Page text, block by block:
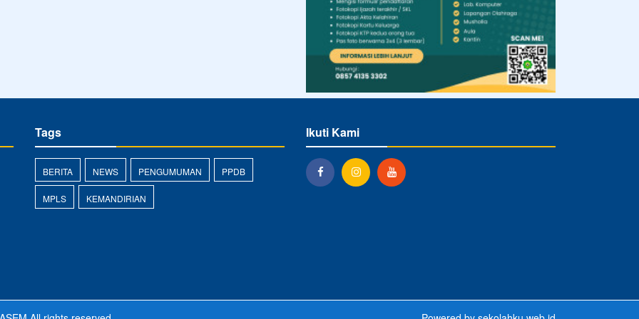
Tags
BERITA NEWS PENGUMUMAN PPDB
MPLS KEMANDIRIAN
Ikuti Kami